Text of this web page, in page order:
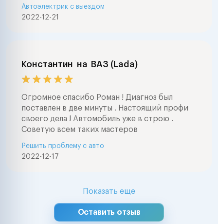
2022-12-21
Автоэлектрик с выездом
Константин на ВАЗ (Lada)
Огромное спасибо Роман ! Диагноз был
поставлен в две минуты . Настоящий профи
своего дела ! Автомобиль уже в строю .
Советую всем таких мастеров
2022-12-17
Решить проблему с авто
Показать еще
Оставить отзыв